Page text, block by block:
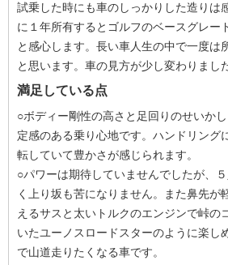
試乗した時にも車のしっかりした造りは
に１年所有するとゴルフのベースグレー
と感心します。長い車人生の中で一度は
と思います。車の見方が少し変わりまし
満足している点
○ボディー剛性の高さと足回りのせいか
定感のある乗り心地です。ハンドリング
転していて豊かさが感じられます。
○パワーは期待していませんでしたが、
く上り坂も苦になりません。また鼻先が
えるサスと太いトルクのエンジンで峠の
いたユーノスロードスターのように楽し
で山道走りたくなる車です。